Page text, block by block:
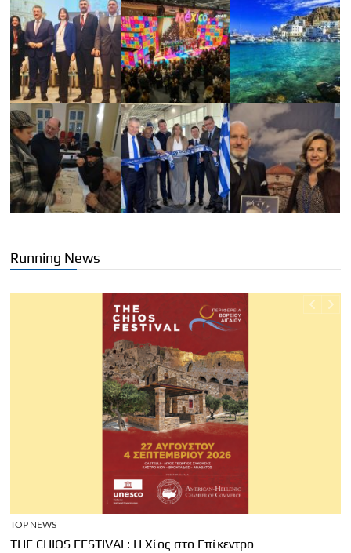
Running News
TOP NEWS
THE CHIOS FESTIVAL: Η Χίος στο Επίκεντρο